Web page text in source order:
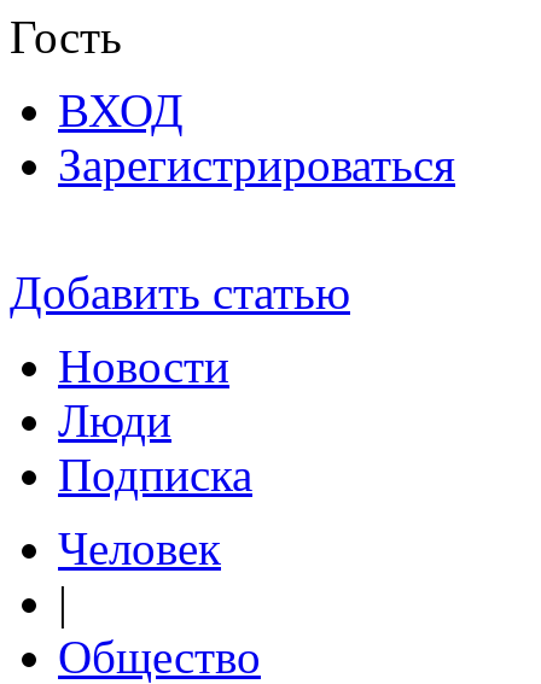
Гость
ВХОД
Зарегистрироваться
Добавить статью
Новости
Люди
Подписка
Человек
|
Общество